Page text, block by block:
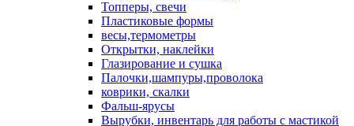
Топперы, свечи
Пластиковые формы
весы,термометры
Открытки, наклейки
Глазирование и сушка
Палочки,шампуры,проволока
коврики, скалки
Фальш-ярусы
Вырубки, инвентарь для работы с мастикой